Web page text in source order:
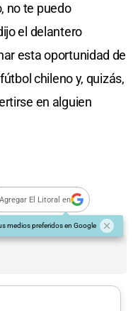
no te puedo
el delantero
esta oportunidad de
chileno y, quizás,
en alguien
El Litoral en
medios preferidos en Google